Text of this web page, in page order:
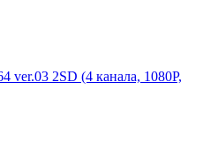
ver.03 2SD (4 канала, 1080P,